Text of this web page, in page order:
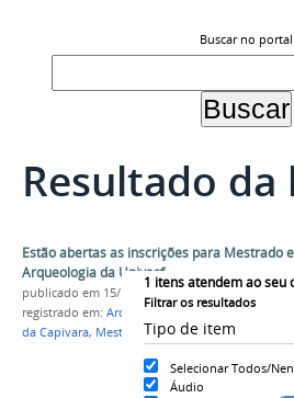
Buscar no portal
Resultado da
1 itens atendem ao seu
Filtrar os resultados
Tipo de item
Selecionar Todos/
Áudio
Estão abertas as inscrições para Mestrado
Arqueologia da Univasf
publicado em 15/12/2021
registrado em: Arqueologia ,PParque,Campus
da Capivara, Mestrado , prppgi, Seleção 2022